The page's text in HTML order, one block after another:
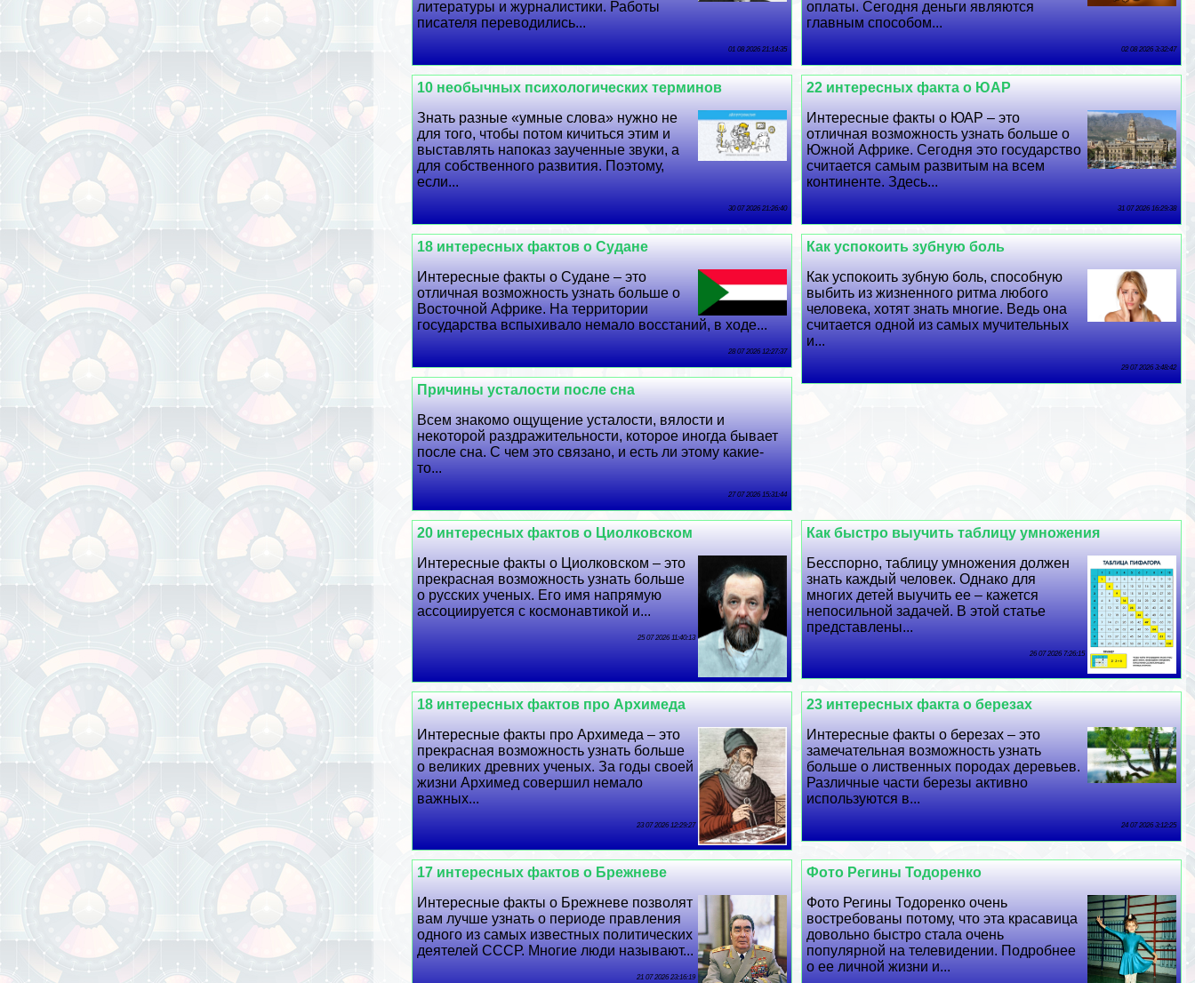
оплаты. Сегодня деньги являются
главным способом...
02 08 2026 3:32:47
литературы и журналистики. Работы
писателя переводились...
01 08 2026 21:14:35
22 интересных факта о ЮАР
Интересные факты о ЮАР – это
отличная возможность узнать больше о
Южной Африке. Сегодня это государство
считается самым развитым на всем
континенте. Здесь...
31 07 2026 16:29:38
10 необычных психологических терминов
Знать разные «умные слова» нужно не
для того, чтобы потом кичиться этим и
выставлять напоказ заученные звуки, а
для собственного развития. Поэтому,
если...
30 07 2026 21:26:40
Как успокоить зубную боль
Как успокоить зубную боль, способную
выбить из жизненного ритма любого
человека, хотят знать многие. Ведь она
считается одной из самых мучительных
и...
29 07 2026 3:48:42
18 интересных фактов о Судане
Интересные факты о Судане – это
отличная возможность узнать больше о
Восточной Африке. На территории
государства вспыхивало немало восстаний, в ходе...
28 07 2026 12:27:37
Причины усталости после сна
Всем знакомо ощущение усталости, вялости и
некоторой раздражительности, которое иногда бывает
после сна. С чем это связано, и есть ли этому какие-
то...
27 07 2026 15:31:44
Как быстро выучить таблицу умножения
Бесспopно, таблицу умножения должен
знать каждый человек. Однако для
многих детей выучить ее – кажется
непосильной задачей. В этой статье
представлены...
26 07 2026 7:26:15
20 интересных фактов о Циолковском
Интересные факты о Циолковском – это
прекрасная возможность узнать больше
о русских ученых. Его имя напрямую
ассоциируется с космонавтикой и...
25 07 2026 11:40:13
23 интересных факта о березах
Интересные факты о березах – это
замечательная возможность узнать
больше о лиственных породах деревьев.
Различные части березы активно
используются в...
24 07 2026 3:12:25
18 интересных фактов про Архимеда
Интересные факты про Архимеда – это
прекрасная возможность узнать больше
о великих древних ученых. За годы своей
жизни Архимед совершил немало
важных...
23 07 2026 12:29:27
Фото Регины Тодоренко
Фото Регины Тодоренко очень
востребованы потому, что эта красавица
довольно быстро стала очень
популярной на телевидении. Подробнее
о ее личной жизни и...
17 интересных фактов о Брежневе
Интересные факты о Брежневе позволят
вам лучше узнать о периоде правления
одного из самых известных политических
деятелей СССР. Многие люди называют...
21 07 2026 23:16:19